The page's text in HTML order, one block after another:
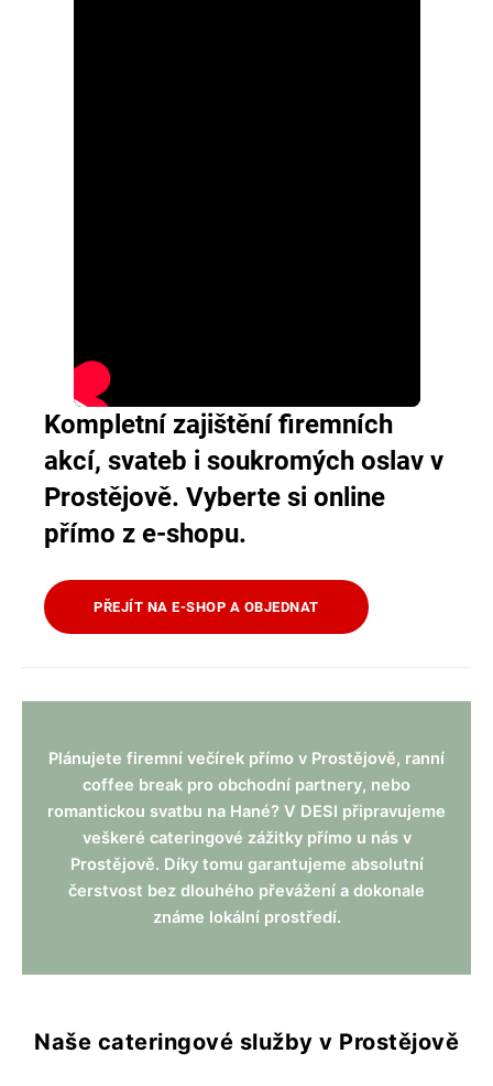
Kompletní zajištění firemních
akcí, svateb i soukromých oslav v
Prostějově. Vyberte si online
přímo z e-shopu.
PŘEJÍT NA E-SHOP A OBJEDNAT
Plánujete firemní večírek přímo v Prostějově, ranní
coffee break pro obchodní partnery, nebo
romantickou svatbu na Hané? V DESI připravujeme
veškeré cateringové zážitky přímo u nás v
Prostějově. Díky tomu garantujeme absolutní
čerstvost bez dlouhého převážení a dokonale
známe lokální prostředí.
Naše cateringové služby v Prostějově